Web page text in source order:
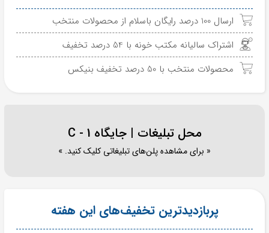
ارسال 100 درصد رایگان باسلام از محصولات منتخب
اشتراک سالیانه مکتب خونه با 54 درصد تخفیف
محصولات منتخب با 50 درصد تخفیف بنیکس
محل تبلیغات | جایگاه C - 1
« برای مشاهده پلن‌های تبلیغاتی کلیک کنید. »
پربازدیدترین تخفیف‌های این هفته